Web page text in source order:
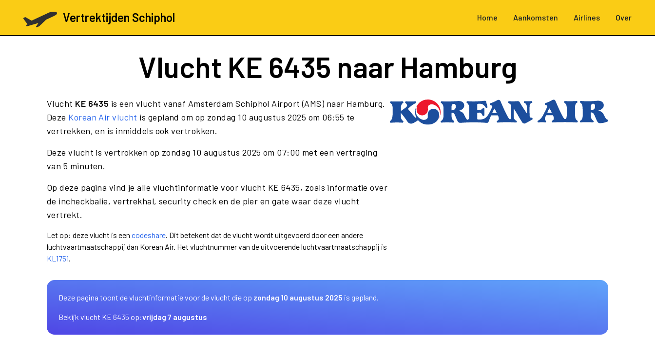
Vertrektijden Schiphol Home Aankomsten Airlines Over
Vlucht KE 6435 naar Hamburg
Vlucht KE 6435 is een vlucht vanaf Amsterdam Schiphol Airport (AMS) naar Hamburg.
Deze Korean Air vlucht is gepland om op zondag 10 augustus 2025 om 06:55 te
vertrekken, en is inmiddels ook vertrokken.
Deze vlucht is vertrokken op zondag 10 augustus 2025 om 07:00 met een vertraging
van 5 minuten.
Op deze pagina vind je alle vluchtinformatie voor vlucht KE 6435, zoals informatie over
de incheckbalie, vertrekhal, security check en de pier en gate waar deze vlucht
vertrekt.
Let op: deze vlucht is een codeshare. Dit betekent dat de vlucht wordt uitgevoerd door een andere
luchtvaartmaatschappij dan Korean Air. Het vluchtnummer van de uitvoerende luchtvaartmaatschappij is
KL1751.
Deze pagina toont de vluchtinformatie voor de vlucht die op zondag 10 augustus 2025 is gepland.
Bekijk vlucht KE 6435 op:vrijdag 7 augustus